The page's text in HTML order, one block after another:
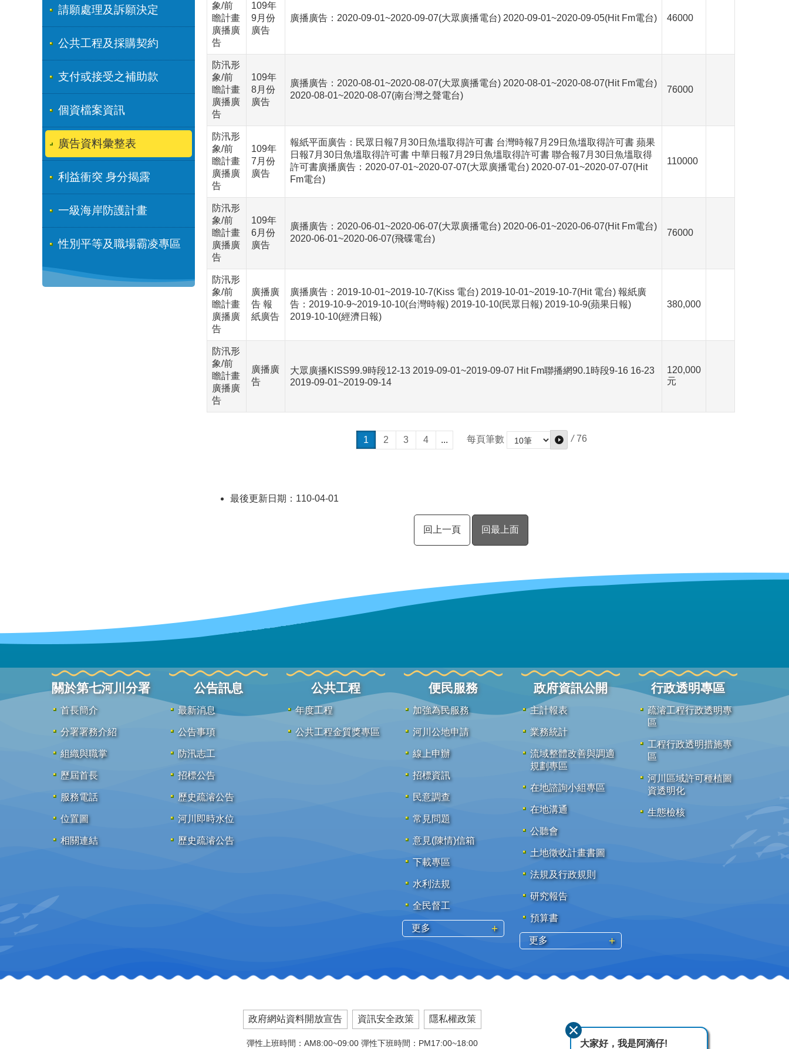
請願處理及訴願決定
公共工程及採購契約
支付或接受之補助款
個資檔案資訊
廣告資料彙整表
利益衝突 身分揭露
一級海岸防護計畫
性別平等及職場霸凌專區
象/前
瞻計畫
廣播廣
告
109年
9月份
廣告
廣播廣告：2020-09-01~2020-09-07(大眾廣播電台) 2020-09-01~2020-09-05(Hit Fm電台) 46000
防汛形
象/前
瞻計畫
廣播廣
告
109年
8月份
廣告
廣播廣告：2020-08-01~2020-08-07(大眾廣播電台) 2020-08-01~2020-08-07(Hit Fm電台)
2020-08-01~2020-08-07(南台灣之聲電台)
76000
防汛形
象/前
瞻計畫
廣播廣
告
109年
7月份
廣告
報紙平面廣告：民眾日報7月30日魚塭取得許可書 台灣時報7月29日魚塭取得許可書 蘋果
日報7月30日魚塭取得許可書 中華日報7月29日魚塭取得許可書 聯合報7月30日魚塭取得
許可書廣播廣告：2020-07-01~2020-07-07(大眾廣播電台) 2020-07-01~2020-07-07(Hit
Fm電台)
110000
防汛形
象/前
瞻計畫
廣播廣
告
109年
6月份
廣告
廣播廣告：2020-06-01~2020-06-07(大眾廣播電台) 2020-06-01~2020-06-07(Hit Fm電台)
2020-06-01~2020-06-07(飛碟電台)
76000
防汛形
象/前
瞻計畫
廣播廣
告
廣播廣
告 報
紙廣告
廣播廣告：2019-10-01~2019-10-7(Kiss 電台) 2019-10-01~2019-10-7(Hit 電台) 報紙廣
告：2019-10-9~2019-10-10(台灣時報) 2019-10-10(民眾日報) 2019-10-9(蘋果日報)
2019-10-10(經濟日報)
380,000
防汛形
象/前
瞻計畫
廣播廣
告
廣播廣
告
大眾廣播KISS99.9時段12-13 2019-09-01~2019-09-07 Hit Fm聯播網90.1時段9-16 16-23
2019-09-01~2019-09-14
120,000
元
1 2 3 4 ... 每頁筆數 / 76
最後更新日期：110-04-01
回上一頁 回最上面
關於第七河川分署
首長簡介
分署署務介紹
組織與職掌
歷屆首長
服務電話
位置圖
相關連結
公告訊息
最新消息
公告事項
防汛志工
招標公告
歷史疏濬公告
河川即時水位
歷史疏濬公告
公共工程
年度工程
公共工程金質獎專區
便民服務
加強為民服務
河川公地申請
線上申辦
招標資訊
民意調查
常見問題
意見(陳情)信箱
下載專區
水利法規
全民督工
更多
政府資訊公開
主計報表
業務統計
流域整體改善與調適
規劃專區
在地諮詢小組專區
在地溝通
公聽會
土地徵收計畫書圖
法規及行政規則
研究報告
預算書
更多
行政透明專區
疏濬工程行政透明專
區
工程行政透明措施專
區
河川區域許可種植圖
資透明化
生態檢核
政府網站資料開放宣告 資訊安全政策 隱私權政策
彈性上班時間：AM8:00~09:00 彈性下班時間：PM17:00~18:00 大家好，我是阿滴仔!